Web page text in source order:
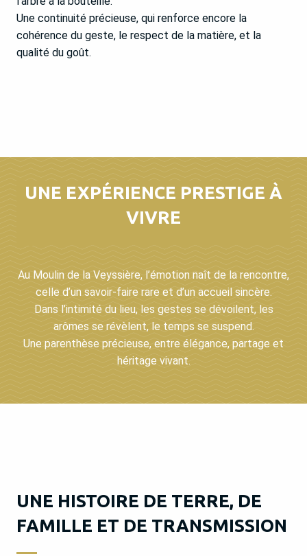
Une continuité précieuse, qui renforce encore la
cohérence du geste, le respect de la matière, et la
qualité du goût.
UNE EXPÉRIENCE PRESTIGE À
VIVRE
Au Moulin de la Veyssière, l’émotion naît de la rencontre,
celle d’un savoir-faire rare et d’un accueil sincère.
Dans l’intimité du lieu, les gestes se dévoilent, les
arômes se révèlent, le temps se suspend.
Une parenthèse précieuse, entre élégance, partage et
héritage vivant.
UNE HISTOIRE DE TERRE, DE
FAMILLE ET DE TRANSMISSION